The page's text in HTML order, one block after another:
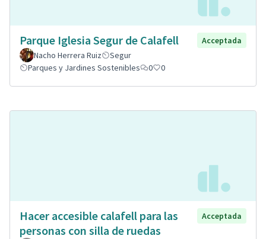
Parque Iglesia Segur de Calafell
Acceptada
Nacho Herrera Ruiz
Segur
Parques y Jardines Sostenibles
0 0
Hacer accesible calafell para las
personas con silla de ruedas
Acceptada